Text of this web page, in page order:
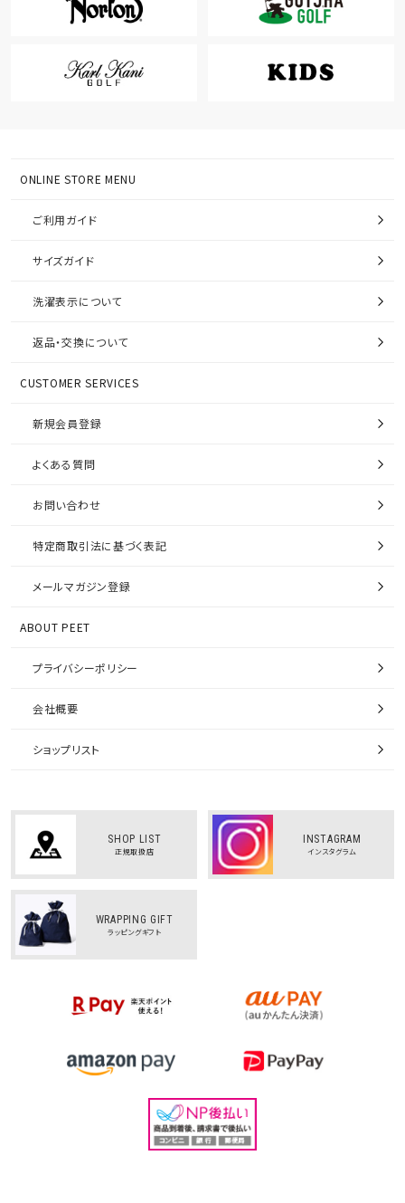
ONLINE STORE MENU
ご利用ガイド
サイズガイド
洗濯表示について
返品・交換について
CUSTOMER SERVICES
新規会員登録
よくある質問
お問い合わせ
特定商取引法に基づく表記
メールマガジン登録
ABOUT PEET
プライバシーポリシー
会社概要
ショップリスト
SHOP LIST
正規取扱店
INSTAGRAM
インスタグラム
WRAPPING GIFT
ラッピングギフト